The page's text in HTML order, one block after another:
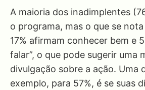
A maioria dos inadimplentes
o programa, mas o que se
17% afirmam conhecer bem e
falar”, o que pode sugerir uma
divulgação sobre a ação. Uma
exemplo, para 57%, é se suas